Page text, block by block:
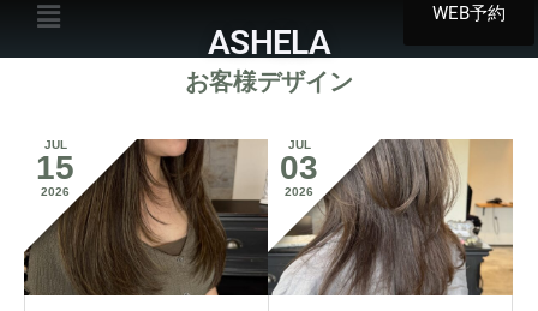
WEB予約
ASHELA
お客様デザイン
JUL
15
2026
JUL
03
2026